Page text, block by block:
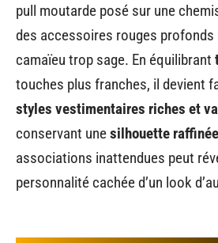
pull moutarde posé sur une
des accessoires rouges profonds
camaïeu trop sage. En équilibrant
touches plus franches, il devient
styles vestimentaires riches et
conservant unesilhouette raffinée
associations inattendues peut
personnalité cachée d’un look